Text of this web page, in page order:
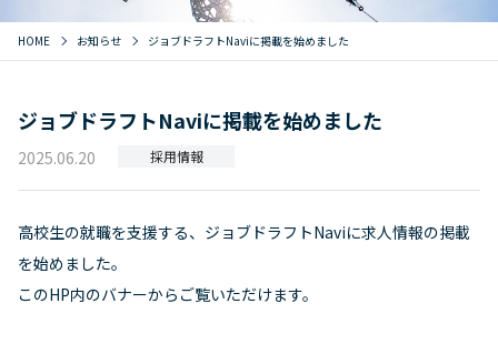
HOME お知らせ ジョブドラフトNaviに掲載を始めました
ジョブドラフトNaviに掲載を始めました
2025.06.20 採用情報
高校生の就職を支援する、ジョブドラフトNaviに求人情報の掲載
を始めました。
このHP内のバナーからご覧いただけます。